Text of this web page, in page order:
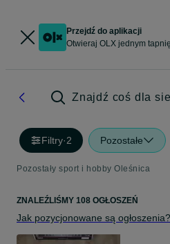
Przejdź do aplikacji
Otwieraj OLX jednym
Znajdź coś dla
Filtry·2 Pozostałe
Pozostały sport i hobby Oleśnica
ZNALEŹLIŚMY 108 OGŁOSZEŃ
Jak pozycjonowane są ogłoszenia?